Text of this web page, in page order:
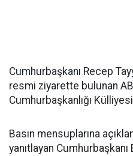
Cumhurbaşkanı Recep
resmi ziyarette bulunan
Cumhurbaşkanlığı
Basın mensuplarına
yanıtlayan